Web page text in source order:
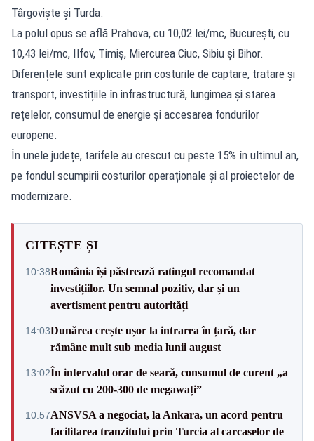
Târgoviște și Turda.
La polul opus se află Prahova, cu 10,02 lei/mc, București, cu
10,43 lei/mc, Ilfov, Timiș, Miercurea Ciuc, Sibiu și Bihor.
Diferențele sunt explicate prin costurile de captare, tratare și
transport, investițiile în infrastructură, lungimea și starea
rețelelor, consumul de energie și accesarea fondurilor
europene.
În unele județe, tarifele au crescut cu peste 15% în ultimul an,
pe fondul scumpirii costurilor operaționale și al proiectelor de
modernizare.
CITEȘTE ȘI
10:38România își păstrează ratingul recomandat
investițiilor. Un semnal pozitiv, dar și un
avertisment pentru autorități
14:03Dunărea crește ușor la intrarea în țară, dar
rămâne mult sub media lunii august
13:02În intervalul orar de seară, consumul de curent „a
scăzut cu 200-300 de megawați”
10:57ANSVSA a negociat, la Ankara, un acord pentru
facilitarea tranzitului prin Turcia al carcaselor de